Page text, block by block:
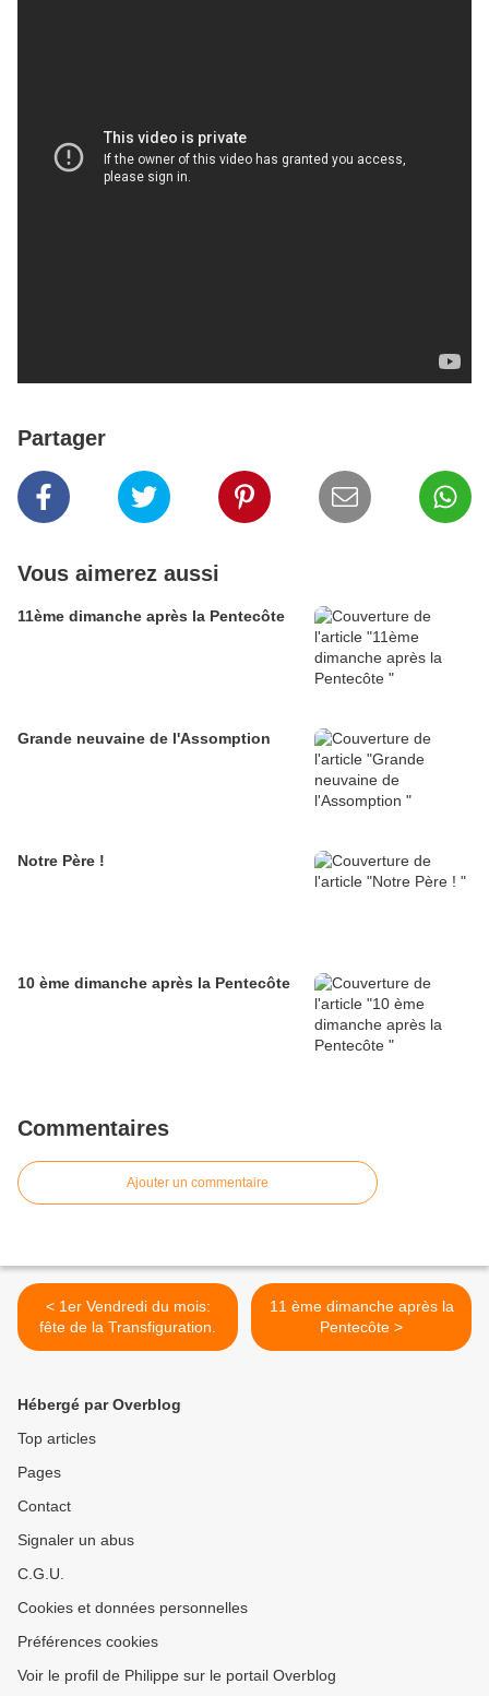
Partager
Vous aimerez aussi
11ème dimanche après la Pentecôte
Grande neuvaine de l'Assomption
Notre Père !
10 ème dimanche après la Pentecôte
Commentaires
Ajouter un commentaire
< 1er Vendredi du mois:
fête de la Transfiguration.
11 ème dimanche après la
Pentecôte >
Hébergé par Overblog
Top articles
Pages
Contact
Signaler un abus
C.G.U.
Cookies et données personnelles
Préférences cookies
Voir le profil de Philippe sur le portail Overblog